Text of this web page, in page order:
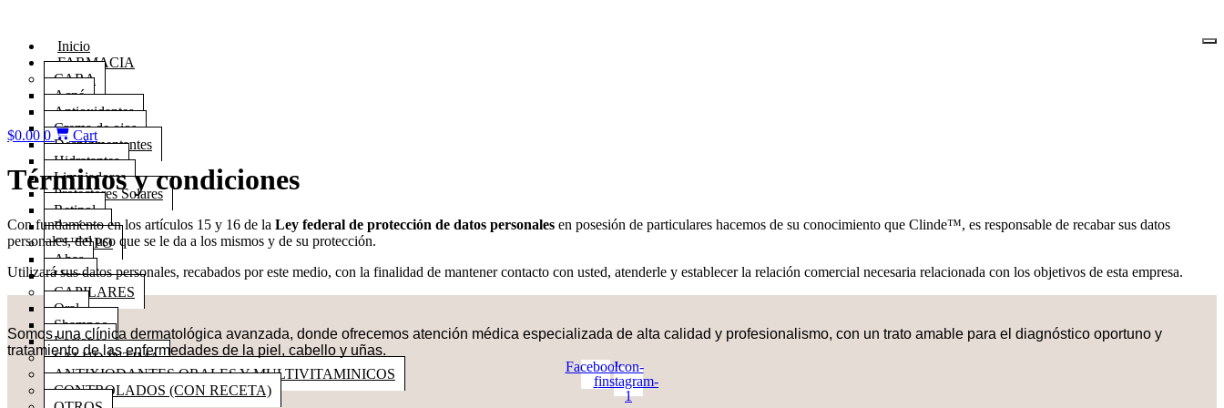
contenidoInicio
FARMACIA
CARA
Acné
Antioxidantes
Crema de ojos
Despigmentantes
Hidratantes
Limpiadores
Protectores Solares
Retinol
Rosácea
CUERPO
Ahas
Ureas
CAPILARES
Oral
Shampoo
Lociones
SALUD ÍNTIMA
ANTIXIODANTES ORALES Y MULTIVITAMINICOS
CONTROLADOS (CON RECETA)
$0.00 0 Cart
Términos y condiciones
Con fundamento en los artículos 15 y 16 de la Ley federal de protección de datos personales en posesión de particulares hacemos de su conocimiento que Clinde™, es responsable de recabar sus datos
personales, del uso que se le da a los mismos y de su protección.
Utilizará sus datos personales, recabados por este medio, con la finalidad de mantener contacto con usted, atenderle y establecer la relación comercial necesaria relacionada con los objetivos de esta empresa.
Somos una clínica dermatológica avanzada, donde ofrecemos atención médica especializada de alta calidad y profesionalismo, con un trato amable para el diagnóstico oportuno y
tratamiento de las enfermedades de la piel, cabello y uñas.
Facebook-
f
Icon-
instagram-
1